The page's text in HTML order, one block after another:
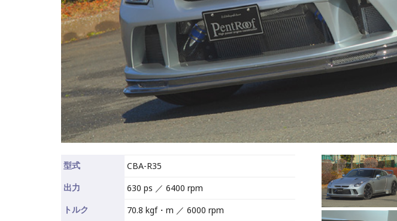
型式
CBA-R35
出力
630 ps ／ 6400 rpm
トルク
70.8 kgf・m ／ 6000 rpm